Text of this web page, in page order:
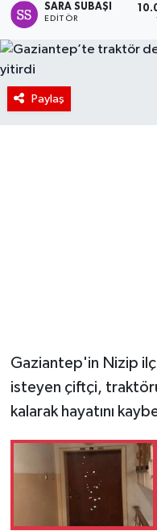
SARA SUBAŞI
EDITÖR
Paylaş
Gaziantep'in Nizip
isteyen çiftçi,
kalarak hayatını